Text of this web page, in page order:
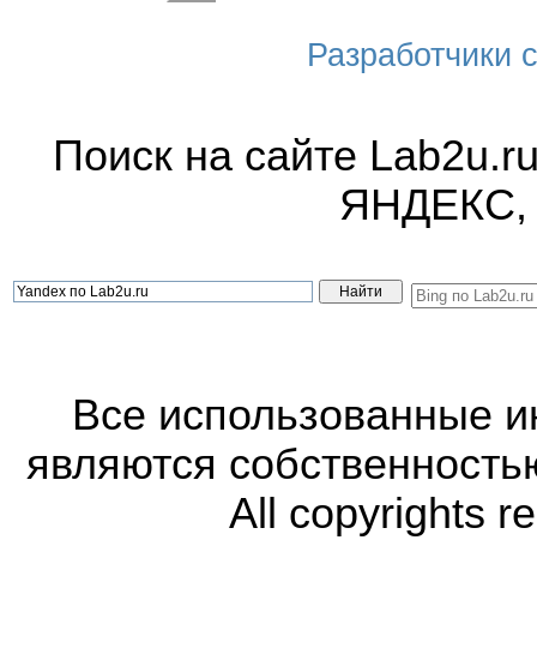
Разработчики
Поиск на сайте
ЯНДЕКС,
Все использованные
являются
All copyrights